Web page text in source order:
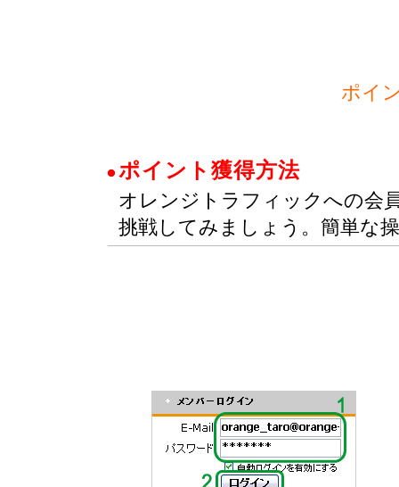
ポイ
ポイント獲得方法
オレンジトラフィックへの会
挑戦してみましょう。簡単な